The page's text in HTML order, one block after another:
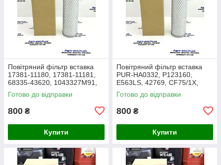
Повітряний фільтр вставка
17381-11180, 17381-11181,
68335-43620, 1043327M91,
3438717M1, 1909138,
86504143, PA2489, MD-7134
Готово до відправки
800 ₴
Купити
Повітряний фільтр вставка
PUR-HA0332, P123160,
E563LS, 42769, CF75/1X,
27.016.00, AF1966,
1043327M91, Y05761310,
Готово до відправки
800 ₴
Купити